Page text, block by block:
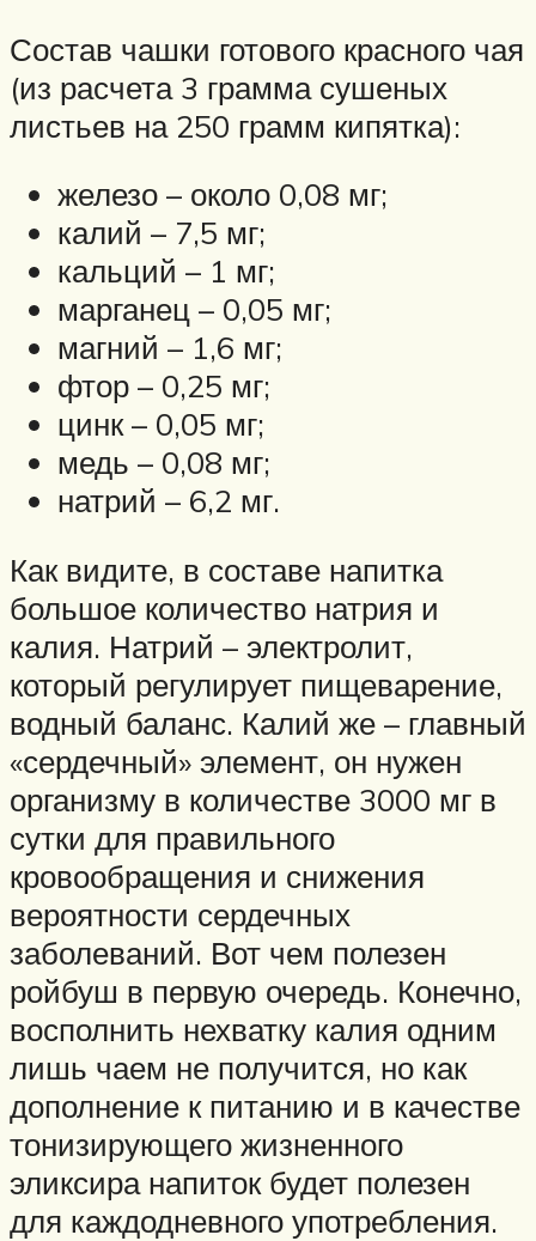
Состав чашки готового красного чая
(из расчета 3 грамма сушеных
листьев на 250 грамм кипятка):
железо – около 0,08 мг;
калий – 7,5 мг;
кальций – 1 мг;
марганец – 0,05 мг;
магний – 1,6 мг;
фтор – 0,25 мг;
цинк – 0,05 мг;
медь – 0,08 мг;
натрий – 6,2 мг.
Как видите, в составе напитка
большое количество натрия и
калия. Натрий – электролит,
который регулирует пищеварение,
водный баланс. Калий же – главный
«сердечный» элемент, он нужен
организму в количестве 3000 мг в
сутки для правильного
кровообращения и снижения
вероятности сердечных
заболеваний. Вот чем полезен
ройбуш в первую очередь. Конечно,
восполнить нехватку калия одним
лишь чаем не получится, но как
дополнение к питанию и в качестве
тонизирующего жизненного
эликсира напиток будет полезен
для каждодневного употребления.